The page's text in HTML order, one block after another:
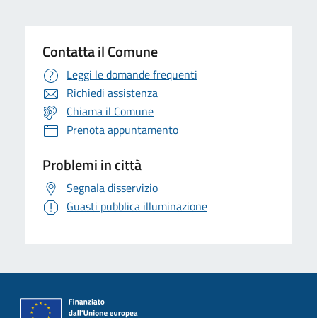
Contatta il Comune
Leggi le domande frequenti
Richiedi assistenza
Chiama il Comune
Prenota appuntamento
Problemi in città
Segnala disservizio
Guasti pubblica illuminazione